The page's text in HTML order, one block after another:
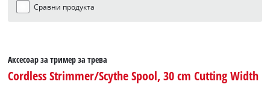
Сравни продукта
Аксесоар за тример за трева
Cordless Strimmer/Scythe Spool, 30 cm Cutting Width